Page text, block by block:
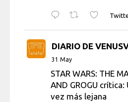
DIARIO DE
31 May
STAR WARS: THE
AND GROGU
vez más lejana